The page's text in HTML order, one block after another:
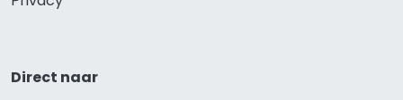
Direct naar